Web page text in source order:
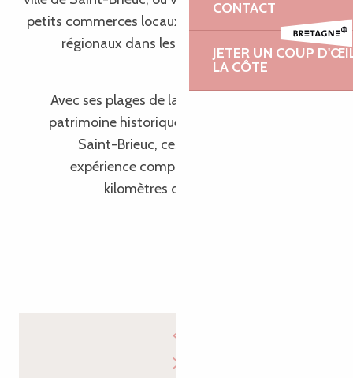
CONTACT
JETER UN COUP
LA CÔTE
petits commerces locaux et déguster des produits
régionaux dans les nombreux restaurants du
centre-ville.
Avec ses plages de la Côte de Granit Rose, son
patrimoine historique fascinant à Lannion et à
Saint-Brieuc, ces destinations offrent une
expérience complète à seulement quelques
kilomètres du centre-ville de Lannion.